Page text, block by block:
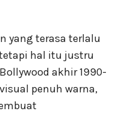
yang terasa terlalu
hal itu justru
akhir 1990-
penuh warna,